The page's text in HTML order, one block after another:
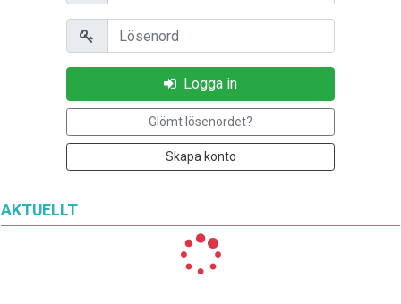
AKTUELLT
Lösenord
Logga in
Glömt lösenordet?
Skapa konto